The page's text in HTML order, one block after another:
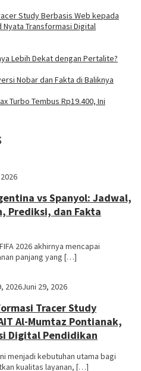
Study Berbasis Web kepada
Nyata Transformasi Digital
Lebih Dekat dengan Pertalite?
Nobar dan Fakta di Baliknya
Turbo Tembus Rp19.400, Ini
vs Spanyol: Jadwal,
Prediksi, dan Fakta
2026 akhirnya mencapai
panjang yang […]
2026Juni 29, 2026
Tracer Study
Al-Mumtaz Pontianak,
Digital Pendidikan
menjadi kebutuhan utama bagi
kualitas layanan, […]